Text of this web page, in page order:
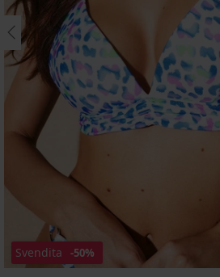
Svendita -50%